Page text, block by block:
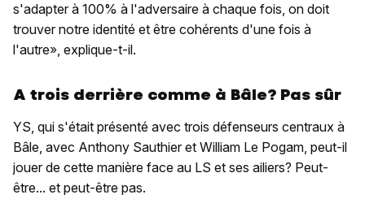
s'adapter à 100% à l'adversaire à chaque fois, on doit
trouver notre identité et être cohérents d'une fois à
l'autre», explique-t-il.
A trois derrière comme à Bâle? Pas sûr
YS, qui s'était présenté avec trois défenseurs centraux à
Bâle, avec Anthony Sauthier et William Le Pogam, peut-il
jouer de cette manière face au LS et ses ailiers? Peut-
être... et peut-être pas.